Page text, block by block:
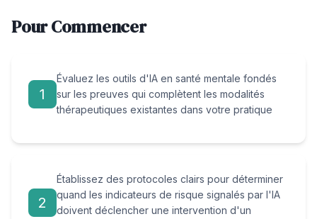
Pour Commencer
1
Évaluez les outils d'IA en santé mentale fondés
sur les preuves qui complètent les modalités
thérapeutiques existantes dans votre pratique
2
Établissez des protocoles clairs pour déterminer
quand les indicateurs de risque signalés par l'IA
doivent déclencher une intervention d'un